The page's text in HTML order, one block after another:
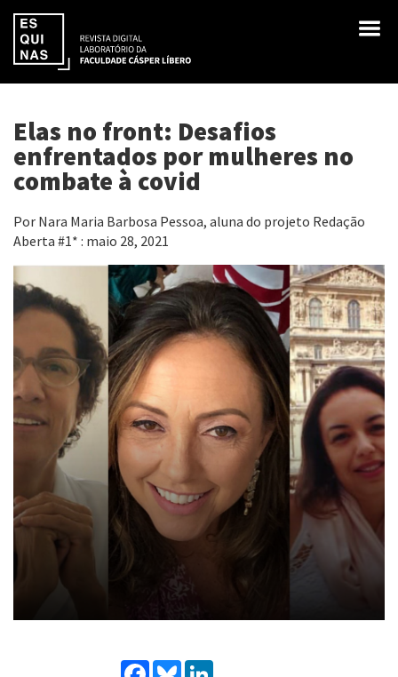
Elas no front: Desafios
enfrentados por mulheres no
combate à covid
Por Nara Maria Barbosa Pessoa, aluna do projeto Redação
Aberta #1* : maio 28, 2021
Facebook
Bluesky